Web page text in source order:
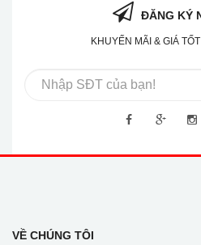
ĐĂNG KÝ
KHUYẾN MÃI & GIÁ
VỀ CHÚNG TÔI